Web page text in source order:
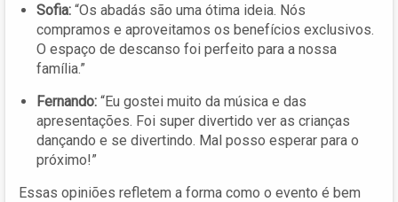
Sofia: “Os abadás são uma ótima ideia. Nós
compramos e aproveitamos os benefícios exclusivos.
O espaço de descanso foi perfeito para a nossa
família.”
Fernando: “Eu gostei muito da música e das
apresentações. Foi super divertido ver as crianças
dançando e se divertindo. Mal posso esperar para o
próximo!”
Essas opiniões refletem a forma como o evento é bem